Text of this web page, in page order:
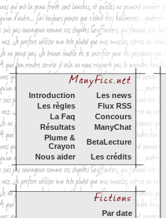
Introduction
Les news
Les règles
Flux RSS
La Faq
Concours
Résultats
ManyChat
Plume &
Crayon
BetaLecture
Nous aider
Les crédits
Par date